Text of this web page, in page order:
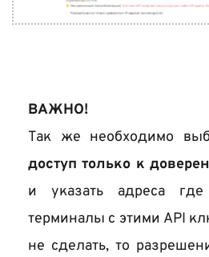
ВАЖНО!
Так же необходимо
доступ только к
и указать адреса где
терминалы с этими API
не сделать, то